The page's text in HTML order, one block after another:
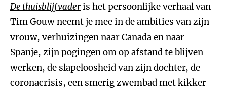
De thuisblijfvaderis het persoonlijke verhaal van
Tim Gouw neemt je mee in de ambities van zijn
vrouw, verhuizingen naar Canada en naar
Spanje, zijn pogingen om op afstand te blijven
werken, de slapeloosheid van zijn dochter, de
coronacrisis, een smerig zwembad met kikker